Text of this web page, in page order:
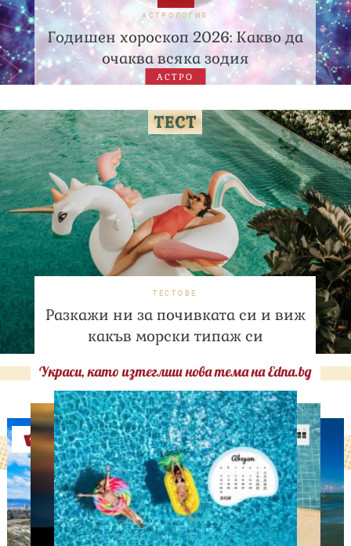
АСТРОЛОГИЯ
Годишен хороскоп 2026: Какво да
очаква всяка зодия
АСТРО
ТЕСТОВЕ
Разкажи ни за почивката си и виж
какъв морски типаж си
Украси, като изтеглиш нова тема на Edna.bg
Оферти
АСТРОЛОГИЯ
Дневен хороскоп за 9
август, неделя